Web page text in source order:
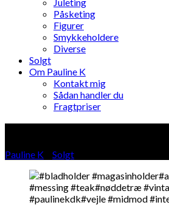
Juleting
Påsketing
Figurer
Smykkeholdere
Diverse
Solgt
Om Pauline K
Kontakt mig
Sådan handler du
Fragtpriser
Pauline K Solgt